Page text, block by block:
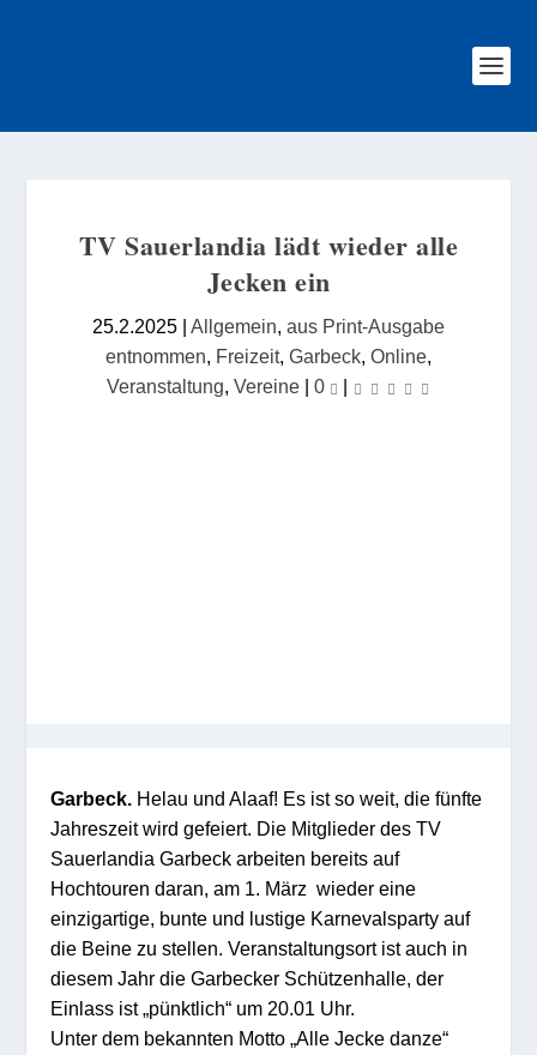
TV Sauerlandia lädt wieder alle
Jecken ein
25.2.2025 | Allgemein, aus Print-Ausgabe
entnommen, Freizeit, Garbeck, Online,
Veranstaltung, Vereine| 0 |
Garbeck. Helau und Alaaf! Es ist so weit, die fünfte
Jahreszeit wird gefeiert. Die Mitglieder des TV
Sauerlandia Garbeck arbeiten bereits auf
Hochtouren daran, am 1. März wieder eine
einzigartige, bunte und lustige Karnevalsparty auf
die Beine zu stellen. Veranstaltungsort ist auch in
diesem Jahr die Garbecker Schützenhalle, der
Einlass ist „pünktlich“ um 20.01 Uhr.
Unter dem bekannten Motto „Alle Jecke danze“